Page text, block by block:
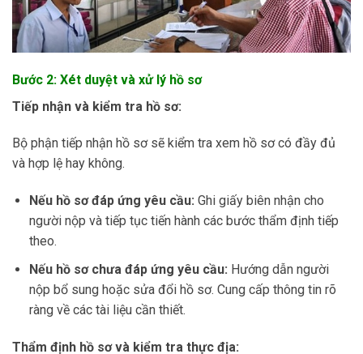
Bước 2: Xét duyệt và xử lý hồ sơ
Tiếp nhận và kiểm tra hồ sơ:
Bộ phận tiếp nhận hồ sơ sẽ kiểm tra xem hồ sơ có đầy đủ
và hợp lệ hay không.
Nếu hồ sơ đáp ứng yêu cầu: Ghi giấy biên nhận cho
người nộp và tiếp tục tiến hành các bước thẩm định tiếp
theo.
Nếu hồ sơ chưa đáp ứng yêu cầu: Hướng dẫn người
nộp bổ sung hoặc sửa đổi hồ sơ. Cung cấp thông tin rõ
ràng về các tài liệu cần thiết.
Thẩm định hồ sơ và kiểm tra thực địa: